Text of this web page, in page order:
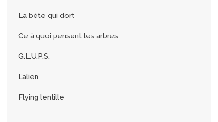
La bête qui dort
Ce à quoi pensent les arbres
G.L.U.P.S.
L’alien
Flying lentille